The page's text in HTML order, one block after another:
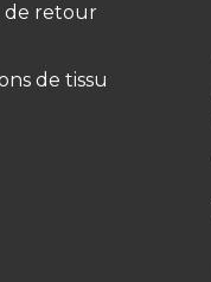
de retour
de tissu